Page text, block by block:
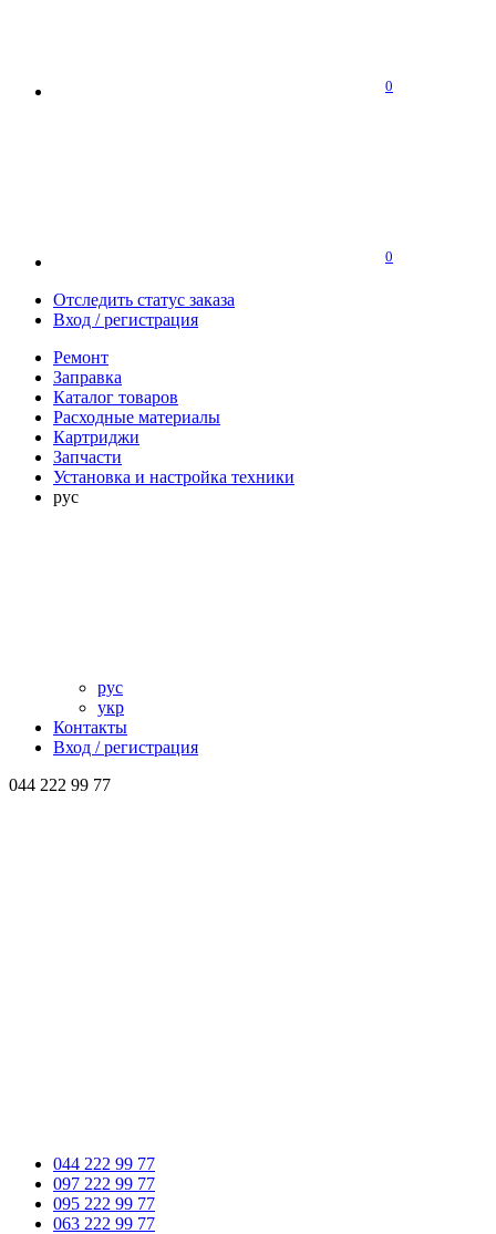
0
0
Отследить статус заказа
Вход / регистрация
Ремонт
Заправка
Каталог товаров
Расходные материалы
Картриджи
Запчасти
Установка и настройка техники
рус
рус
укр
Контакты
Вход / регистрация
044 222 99 77
044 222 99 77
097 222 99 77
095 222 99 77
063 222 99 77